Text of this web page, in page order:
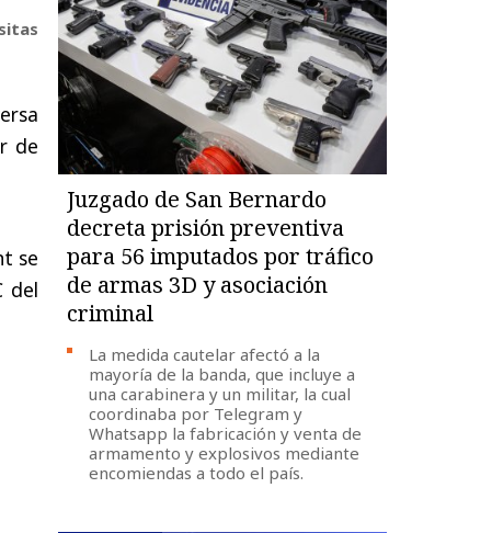
de
se
del
Juzgado de San Bernardo
decreta prisión preventiva
para 56 imputados por tráfico
de armas 3D y asociación
criminal
La medida cautelar afectó a la
mayoría de la banda, que incluye a
una carabinera y un militar, la cual
coordinaba por Telegram y
Whatsapp la fabricación y venta de
armamento y explosivos mediante
encomiendas a todo el país.